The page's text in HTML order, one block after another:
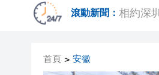
滾動新聞：
首頁 > 安徽